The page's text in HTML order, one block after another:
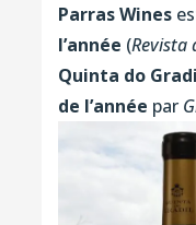
Parras Wines
l’année (Revista
Quinta do
de l’année par